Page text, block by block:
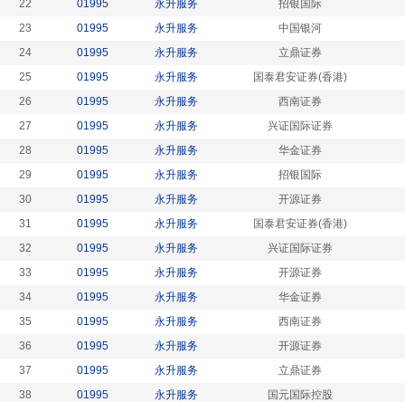
22
01995 永升服务
招银国际
23
01995 永升服务
中国银河
24
01995 永升服务
立鼎证券
25
01995 永升服务
国泰君安证券(香港)
26
01995 永升服务
西南证券
27
01995 永升服务
兴证国际证券
28
01995 永升服务
华金证券
29
01995 永升服务
招银国际
30
01995 永升服务
开源证券
31
01995 永升服务
国泰君安证券(香港)
32
01995 永升服务
兴证国际证券
33
01995 永升服务
开源证券
34
01995 永升服务
华金证券
35
01995 永升服务
西南证券
36
01995 永升服务
开源证券
37
01995 永升服务
立鼎证券
38
01995 永升服务
国元国际控股